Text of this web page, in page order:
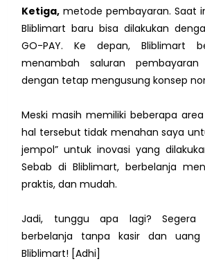
Ketiga, metode pembayaran. Saat
Bliblimart baru bisa dilakukan
GO-PAY. Ke depan, Bliblimart
menambah saluran pembayaran
dengan tetap mengusung konsep
Meski masih memiliki beberapa
hal tersebut tidak menahan saya
jempol” untuk inovasi yang
Sebab di Bliblimart, berbelanja
praktis, dan mudah.
Jadi, tunggu apa lagi? Segera
berbelanja tanpa kasir dan
Bliblimart! [Adhi]